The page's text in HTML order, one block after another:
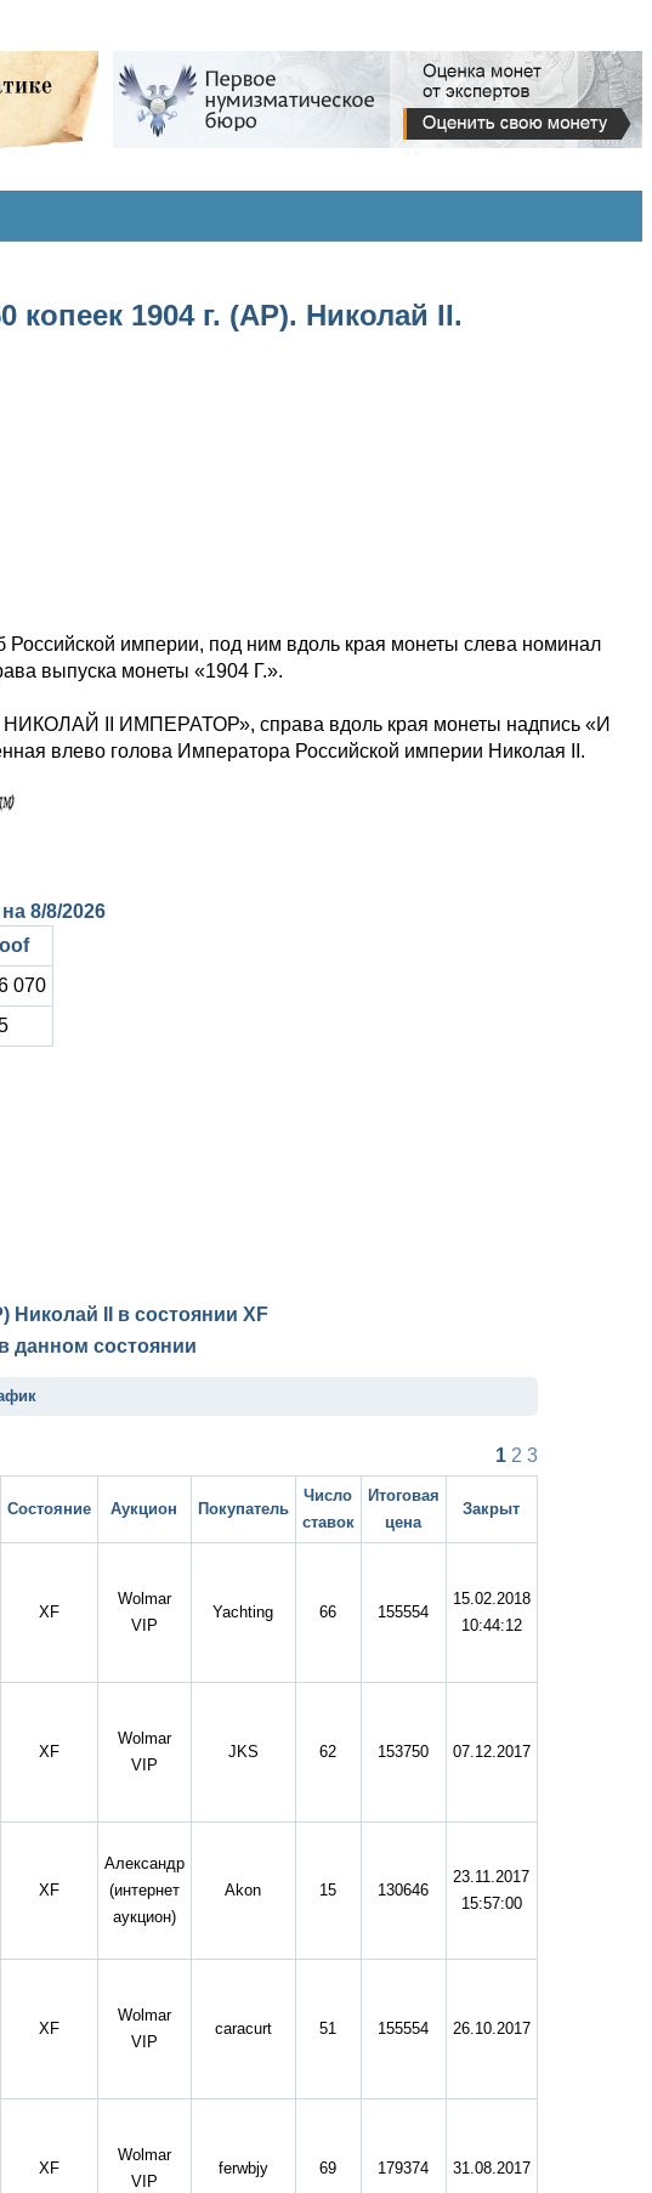
1904 г. (АР). Николай II.
империи, под ним вдоль края монеты слева номинал
выпуска монеты «1904 Г.».
НИКОЛАЙ II ИМПЕРАТОР», справа вдоль края монеты надпись «И
влево голова Императора Российской империи Николая II.
8/8/2026
070
Николай II в состоянии XF
данном состоянии
1 2 3
Состояние Аукцион Покупатель
Число
ставок
Итоговая
цена
Закрыт
XF
Wolmar
VIP
Yachting 66 155554
15.02.2018
10:44:12
XF
Wolmar
VIP
JKS 62 153750 07.12.2017
XF
Александр
(интернет
аукцион)
Akon 15 130646
23.11.2017
15:57:00
XF
Wolmar
VIP
caracurt 51 155554 26.10.2017
XF
Wolmar
VIP
ferwbjy 69 179374 31.08.2017